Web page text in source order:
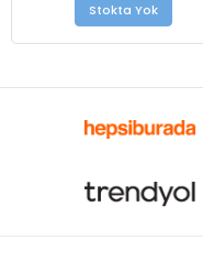
Stokta Yok